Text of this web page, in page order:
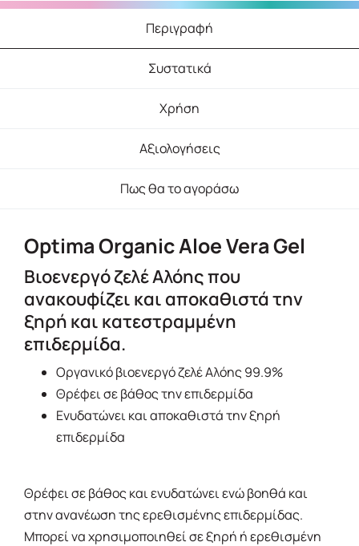
Περιγραφή
Συστατικά
Χρήση
Αξιολογήσεις
Πως θα το αγοράσω
Optima Organic Aloe Vera Gel
Βιοενεργό ζελέ Αλόης που
ανακουφίζει και αποκαθιστά την
ξηρή και κατεστραμμένη
επιδερμίδα.
Οργανικό βιοενεργό ζελέ Αλόης 99.9%
Θρέφει σε βάθος την επιδερμίδα
Ενυδατώνει και αποκαθιστά την ξηρή
επιδερμίδα
Θρέφει σε βάθος και ενυδατώνει ενώ βοηθά και
στην ανανέωση της ερεθισμένης επιδερμίδας.
Μπορεί να χρησιμοποιηθεί σε ξηρή ή ερεθισμένη